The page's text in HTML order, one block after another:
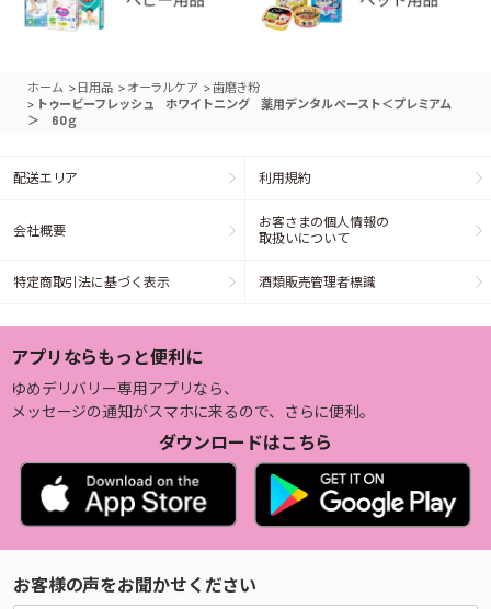
ホーム > 日用品 > オーラルケア >歯磨き粉
> トゥービーフレッシュ ホワイトニング 薬用デンタル ペースト＜プレミアム
＞ 60ｇ
配送エリア 利用規約
会社概要
お客さまの個人情報の
取扱いについて
特定商取引法に基づく表示 酒類販売管理者標識
アプリならもっと便利に
ゆめデリバリー専用アプリなら、
メッセージの通知がスマホに来るので、さらに便利。
ダウンロードはこちら
お客様の声をお聞かせください